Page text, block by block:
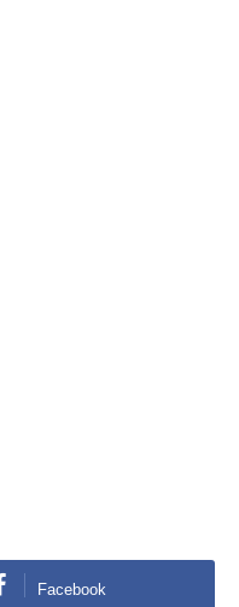
Facebook